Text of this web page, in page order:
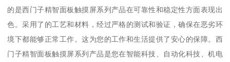
的是西门子精智面板触摸屏系列产品在可靠性和稳定性方面表现出
色。采用了的工艺和材料，经过严格的测试和验证，确保在恶劣环
境下都能够正常工作。这为您的工作和生活提供了安心的保障。西
门子精智面板触摸屏系列产品是您在智能科技、自动化科技、机电